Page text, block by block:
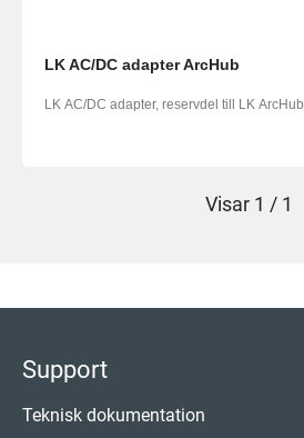
LK AC/DC adapter ArcHub
LK AC/DC adapter, reservdel till LK ArcHub
Visar 1 / 1
Support
Teknisk dokumentation